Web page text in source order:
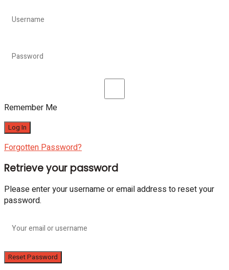
Remember Me
Forgotten Password?
Retrieve your password
Please enter your username or email address to reset your
password.